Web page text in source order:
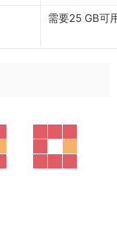
需要25 GB可